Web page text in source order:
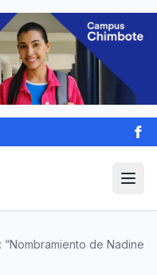
“Nombramiento de Nadine